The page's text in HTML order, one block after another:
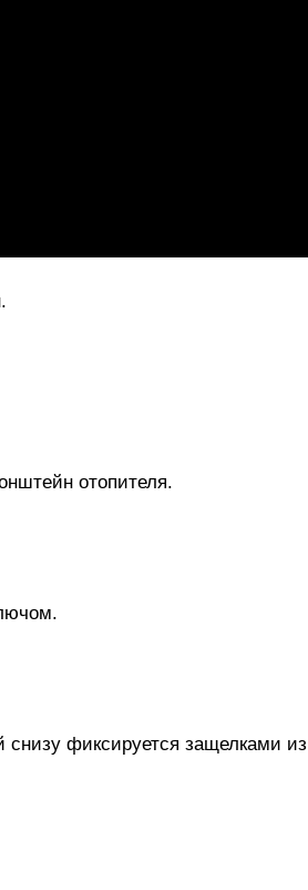
отопителя.
снизу фиксируется защелками из